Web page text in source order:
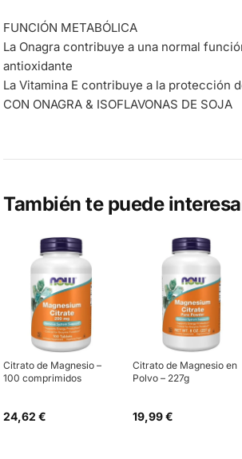
FUNCIÓN METABÓLICA
La Onagra contribuye a una normal
antioxidante
La Vitamina E contribuye a la protección
CON ONAGRA & ISOFLAVONAS DE SOJA
También te puede
Citrato de Magnesio –
100 comprimidos
24,62 €
Citrato de Magnesio en
Polvo – 227g
19,99 €